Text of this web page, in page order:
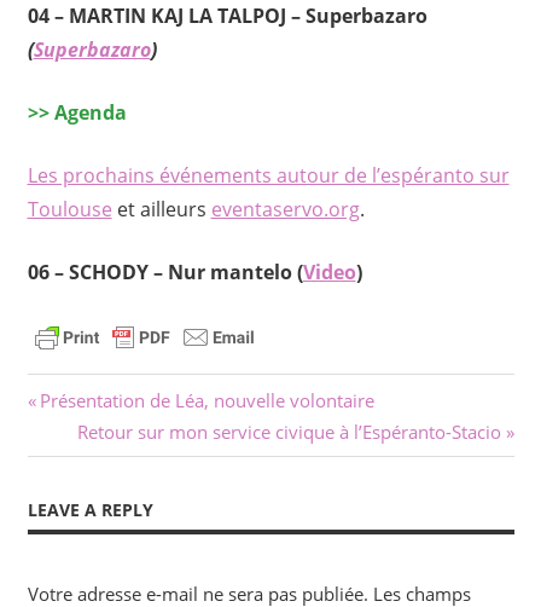
04 – MARTIN KAJ LA TALPOJ – Superbazaro
(Superbazaro)
>> Agenda
Les prochains événements autour de l’espéranto sur
Toulouse et ailleurs eventaservo.org.
06 –SCHODY – Nur mantelo (Video)
Navigation
de
l’article
Previous
Post:
Présentation de Léa, nouvelle volontaire
Next
Post:
Retour sur mon service civique à l’Espéranto-Stacio
LEAVE A REPLY
Votre adresse e-mail ne sera pas publiée. Les champs